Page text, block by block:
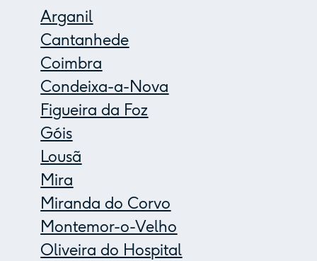
Arganil
Cantanhede
Coimbra
Condeixa-a-Nova
Figueira da Foz
Góis
Lousã
Mira
Miranda do Corvo
Montemor-o-Velho
Oliveira do Hospital